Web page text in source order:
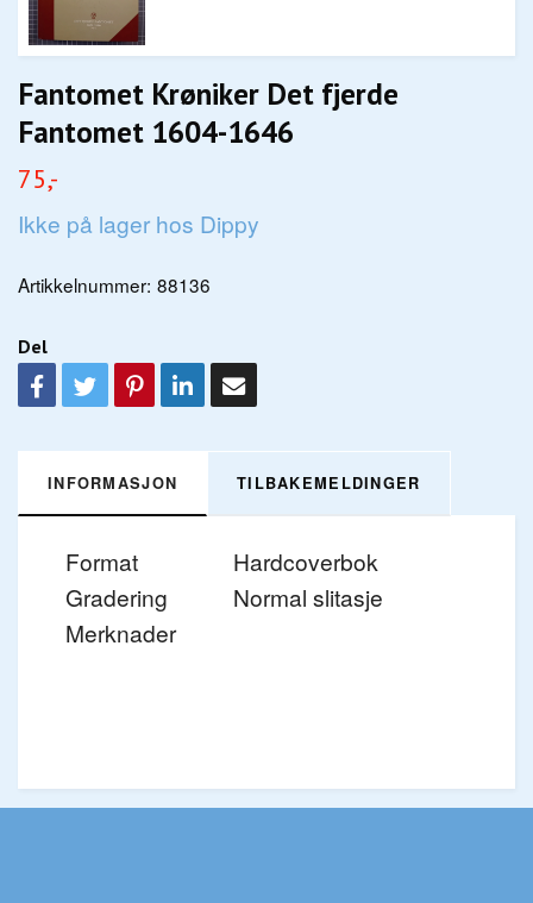
Fantomet Krøniker Det fjerde
Fantomet 1604-1646
75,-
Ikke på lager hos Dippy
Artikkelnummer: 88136
Del
INFORMASJON TILBAKEMELDINGER
Format
Hardcoverbok
Gradering
Normal slitasje
Merknader